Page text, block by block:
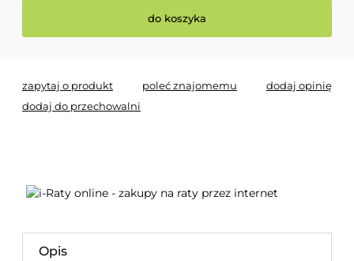
do koszyka
zapytaj o produkt poleć znajomemu
dodaj opinię
dodaj do przechowalni
Opis